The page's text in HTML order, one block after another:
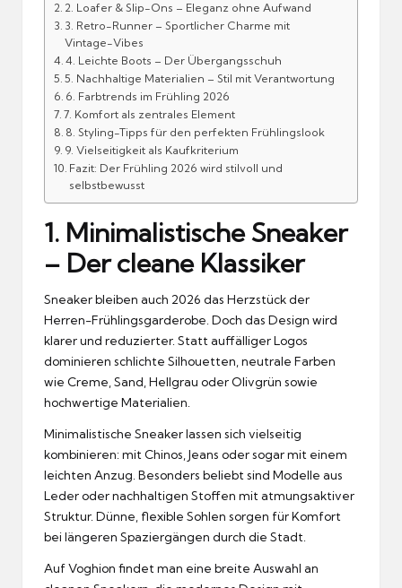
2. Loafer & Slip-Ons – Eleganz ohne Aufwand
3. Retro-Runner – Sportlicher Charme mit
Vintage-Vibes
4. Leichte Boots – Der Übergangsschuh
5. Nachhaltige Materialien – Stil mit Verantwortung
6. Farbtrends im Frühling 2026
7. Komfort als zentrales Element
8. Styling-Tipps für den perfekten Frühlingslook
9. Vielseitigkeit als Kaufkriterium
Fazit: Der Frühling 2026 wird stilvoll und
selbstbewusst
1. Minimalistische Sneaker
– Der cleane Klassiker
Sneaker bleiben auch 2026 das Herzstück der
Herren-Frühlingsgarderobe. Doch das Design wird
klarer und reduzierter. Statt auffälliger Logos
dominieren schlichte Silhouetten, neutrale Farben
wie Creme, Sand, Hellgrau oder Olivgrün sowie
hochwertige Materialien.
Minimalistische Sneaker lassen sich vielseitig
kombinieren: mit Chinos, Jeans oder sogar mit einem
leichten Anzug. Besonders beliebt sind Modelle aus
Leder oder nachhaltigen Stoffen mit atmungsaktiver
Struktur. Dünne, flexible Sohlen sorgen für Komfort
bei längeren Spaziergängen durch die Stadt.
Auf Voghion findet man eine breite Auswahl an